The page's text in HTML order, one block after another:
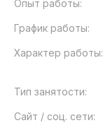
Опыт работы:
График работы:
Характер работы:
Тип занятости:
Сайт / соц. сети: